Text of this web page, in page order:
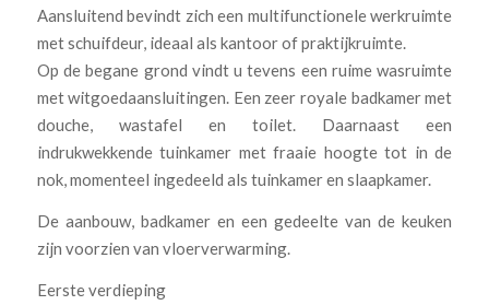
Aansluitend bevindt zich een multifunctionele werkruimte
met schuifdeur, ideaal als kantoor of praktijkruimte.
Op de begane grond vindt u tevens een ruime wasruimte
met witgoedaansluitingen. Een zeer royale badkamer met
douche, wastafel en toilet. Daarnaast een
indrukwekkende tuinkamer met fraaie hoogte tot in de
nok, momenteel ingedeeld als tuinkamer en slaapkamer.
De aanbouw, badkamer en een gedeelte van de keuken
zijn voorzien van vloerverwarming.
Eerste verdieping